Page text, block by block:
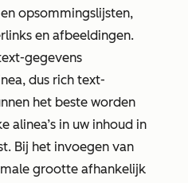
opsommingslijsten,
en afbeeldingen.
gegevens
dus rich text-
het beste worden
alinea’s in uw inhoud in
Bij het invoegen van
grootte afhankelijk